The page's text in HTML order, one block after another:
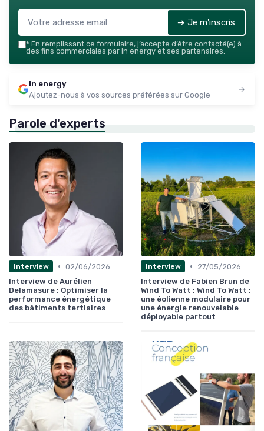
➔ Je m'inscris
* En remplissant ce formulaire, j’accepte d’être contacté(e) à
des fins commerciales par In energy et ses partenaires.
In energy
Ajoutez-nous à vos sources préférées sur Google
Parole d'experts
Interview • 02/06/2026
Interview de Aurélien
Delamasure : Optimiser la
performance énergétique
des bâtiments tertiaires
Interview •
27/05/2026
Interview de Fabien Brun de
Wind To Watt : Wind To Watt :
une éolienne modulaire pour
une énergie renouvelable
déployable partout